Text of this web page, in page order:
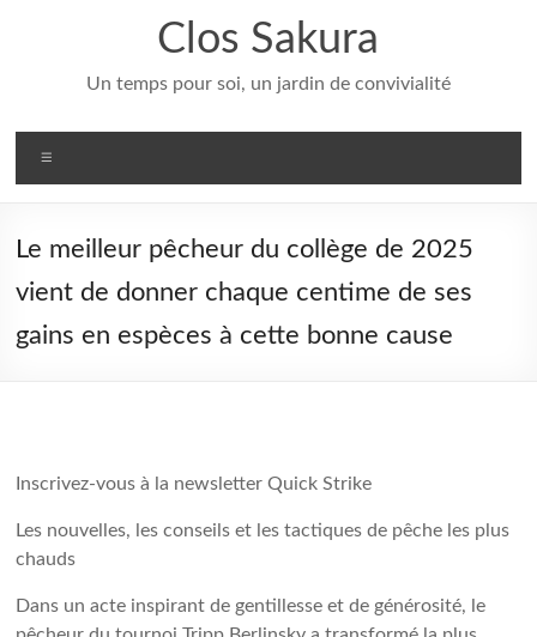
Clos Sakura
Un temps pour soi, un jardin de convivialité
Le meilleur pêcheur du collège de 2025
vient de donner chaque centime de ses
gains en espèces à cette bonne cause
Inscrivez-vous à la newsletter Quick Strike
Les nouvelles, les conseils et les tactiques de pêche les plus
chauds
Dans un acte inspirant de gentillesse et de générosité, le